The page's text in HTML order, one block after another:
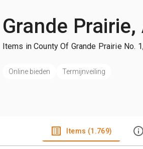
Grande Prairie,
Items in County Of Grande Prairie No.
Online bieden Termijnveiling
Items (1.769)